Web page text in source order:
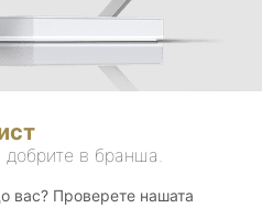
в бранша.
вас? Проверете нашата